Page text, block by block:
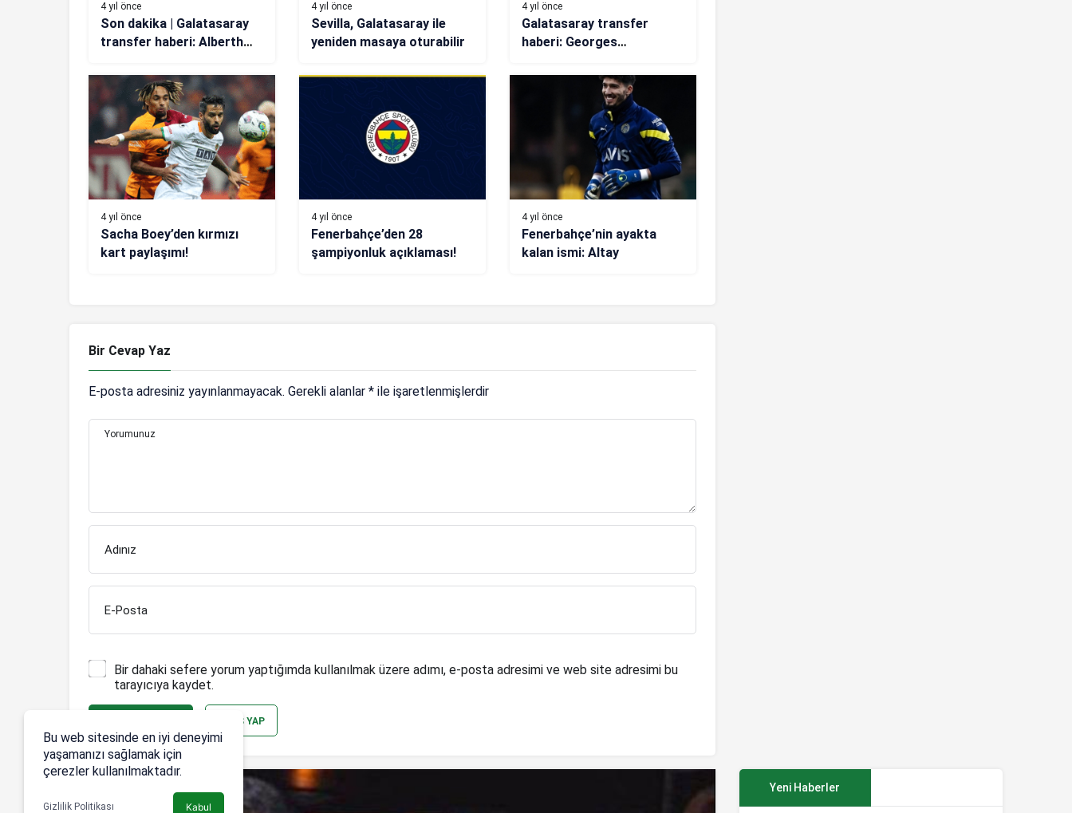
4 yıl önce
Son dakika | Galatasaray
transfer haberi: Alberth
4 yıl önce
Sevilla, Galatasaray ile
yeniden masaya oturabilir
4 yıl önce
Galatasaray transfer
haberi: Georges
4 yıl önce
Sacha Boey’den kırmızı
kart paylaşımı!
4 yıl önce
Fenerbahçe’den 28
şampiyonluk açıklaması!
4 yıl önce
Fenerbahçe’nin ayakta
kalan ismi: Altay
Bir Cevap Yaz
E-posta adresiniz yayınlanmayacak. Gerekli alanlar * ile işaretlenmişlerdir
Yorumunuz
Adınız
E-Posta
Bir dahaki sefere yorum yaptığımda kullanılmak üzere adımı, e-posta adresimi ve web site adresimi bu
tarayıcıya kaydet.
GIRIŞ YAP
Yeni Haberler
Bu web sitesinde en iyi deneyimi
yaşamanızı sağlamak için
çerezler kullanılmaktadır.
Gizlilik Politikası Kabul